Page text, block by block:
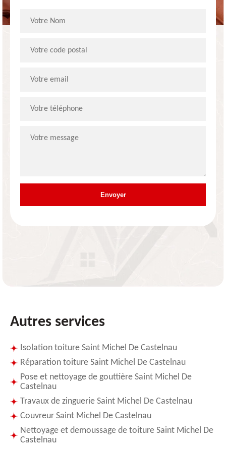
Autres services
Isolation toiture Saint Michel De Castelnau
Réparation toiture Saint Michel De Castelnau
Pose et nettoyage de gouttière Saint Michel De
Castelnau
Travaux de zinguerie Saint Michel De Castelnau
Couvreur Saint Michel De Castelnau
Nettoyage et demoussage de toiture Saint Michel De
Castelnau